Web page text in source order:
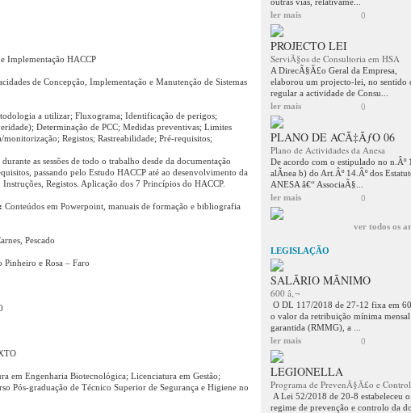
Implementação HACCP
de Concepção, Implementação e Manutenção de Sistemas
a utilizar; Fluxograma; Identificação de perigos;
Determinação de PCC; Medidas preventivas; Limites
Registos; Rastreabilidade; Pré-requisitos;
as sessões de todo o trabalho desde da documentação
passando pelo Estudo HACCP até ao desenvolvimento da
Registos. Aplicação dos 7 Princípios do HACCP.
Conteúdos em Powerpoint, manuais de formação e bibliografia
Pescado
Pinheiro e Rosa – Faro
em Engenharia Biotecnológica; Licenciatura em Gestão;
Pós-graduação de Técnico Superior de Segurança e Higiene no
ler mais
0
PROJECTO LEI
ServiÃ§os de Consultoria em HSA
A DirecÃ§Ã£o Geral da Empresa,
elaborou um projecto-lei, no sentido
regular a actividade de Consu...
ler mais
0
PLANO DE ACÃ‡ÃƒO 06
Plano de Actividades da Anesa
De acordo com o estipulado no n.Âº 1
alÃ­nea b) do Art.Âº 14.Âº dos
ANESA â€“ AssociaÃ§...
ler mais
0
ver todos os
LEGISLAÇÃO
SALÃRIO MÃNIMO
600 â‚¬
O DL 117/2018 de 27-12 fixa em
o valor da retribuição mínima mensal
garantida (RMMG), a ...
ler mais
0
LEGIONELLA
Programa de PrevenÃ§Ã£o e
A Lei 52/2018 de 20-8 estabeleceu o
regime de prevenção e controlo da